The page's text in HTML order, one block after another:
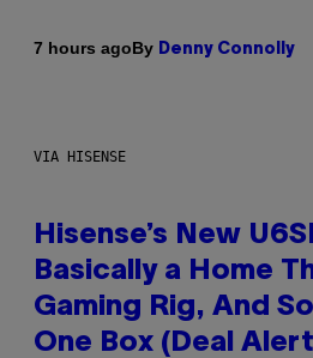
7 hours agoBy Denny Connolly
VIA HISENSE
Hisense’s New
Basically a Home
Gaming Rig, And
One Box (Deal